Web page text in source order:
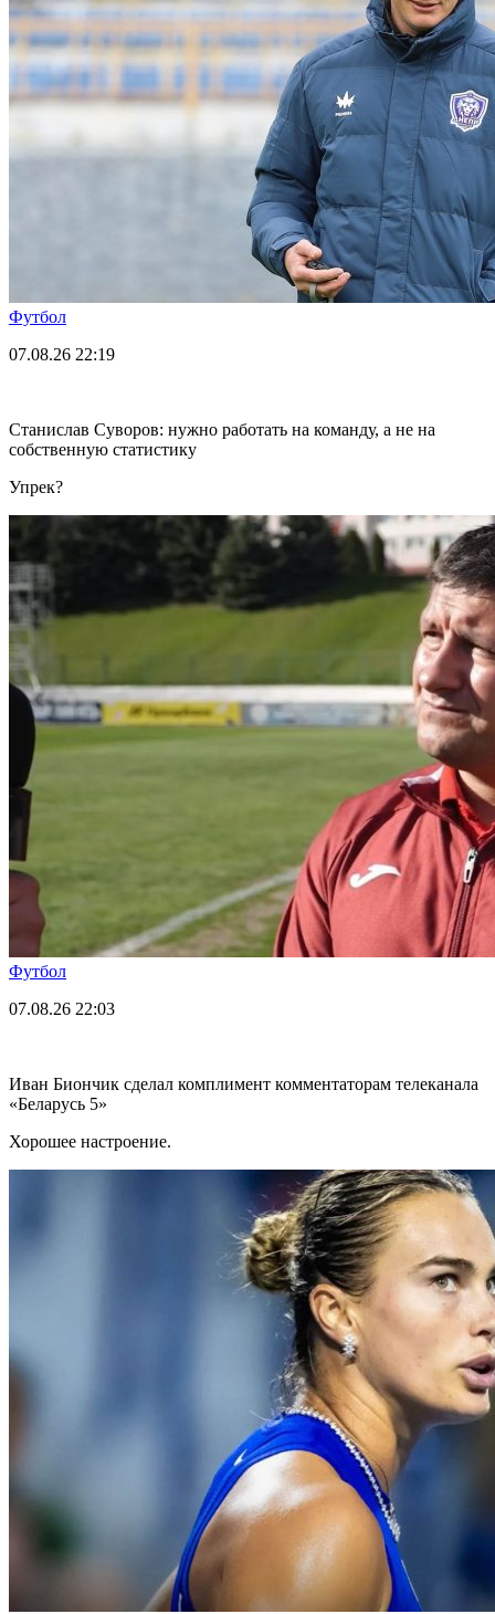
Футбол
07.08.26 22:19
Станислав Суворов: нужно работать на команду, а не на
собственную статистику
Упрек?
Футбол
07.08.26 22:03
Иван Биончик сделал комплимент комментаторам телеканала
«Беларусь 5»
Хорошее настроение.